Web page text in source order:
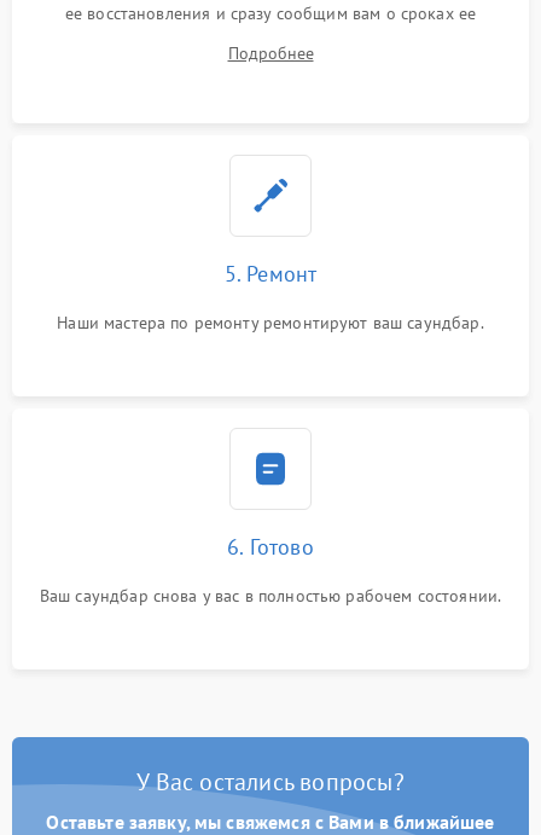
ее восстановления и сразу сообщим вам о сроках ее
Подробнее
5. Ремонт
Наши мастера по ремонту ремонтируют ваш саундбар.
6. Готово
Ваш саундбар снова у вас в полностью рабочем состоянии.
У Вас остались вопросы?
Оставьте заявку, мы свяжемся с Вами в ближайшее